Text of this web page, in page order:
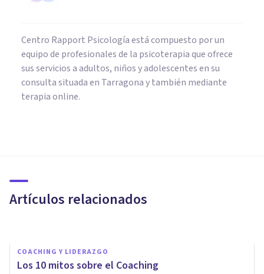
Centro Rapport Psicología está compuesto por un
equipo de profesionales de la psicoterapia que ofrece
sus servicios a adultos, niños y adolescentes en su
consulta situada en Tarragona y también mediante
terapia online.
Artículos relacionados
Coaching de Madrid
COACHING Y LIDERAZGO
Los 10 mitos sobre el Coaching